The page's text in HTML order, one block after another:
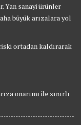
Yan sanayi ürünler
büyük arızalara yol
ortadan kaldırarak
onarımı ile sınırlı